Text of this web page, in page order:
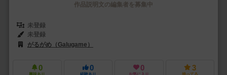
作品説明文の編集者を募集中
未登録
未登録
がるがめ（Galugame）
0 0 0 3